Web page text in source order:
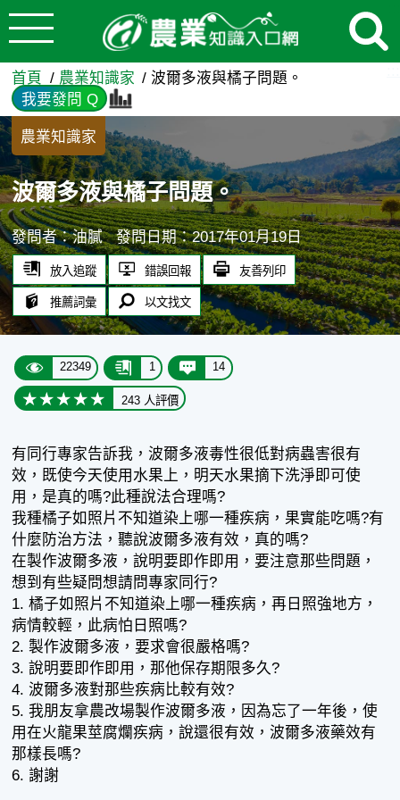
跳到主要內容
波爾多液與橘子問題。 - 農
首頁 農業知識家
波爾多液與橘子問題。
我要發問 Q
農業知識家
波爾多液與橘子問題。
發問者：油膩 發問日期：2017年01月19日
放入追蹤 錯誤回報 友善列印
推薦詞彙 以文找文
22349 1 14
243 人評價
有同行專家告訴我，波爾多液毒性很低對病蟲害很有
效，既使今天使用水果上，明天水果摘下洗淨即可使
用，是真的嗎?此種說法合理嗎?
我種橘子如照片不知道染上哪一種疾病，果實能吃嗎?有
什麼防治方法，聽說波爾多液有效，真的嗎?
在製作波爾多液，說明要即作即用，要注意那些問題，
想到有些疑問想請問專家同行?
1. 橘子如照片不知道染上哪一種疾病，再日照強地方，
病情較輕，此病怕日照嗎?
2. 製作波爾多液，要求會很嚴格嗎?
3. 說明要即作即用，那他保存期限多久?
4. 波爾多液對那些疾病比較有效?
5. 我朋友拿農改場製作波爾多液，因為忘了一年後，使
用在火龍果莖腐爛疾病，說還很有效，波爾多液藥效有
那樣長嗎?
6. 謝謝